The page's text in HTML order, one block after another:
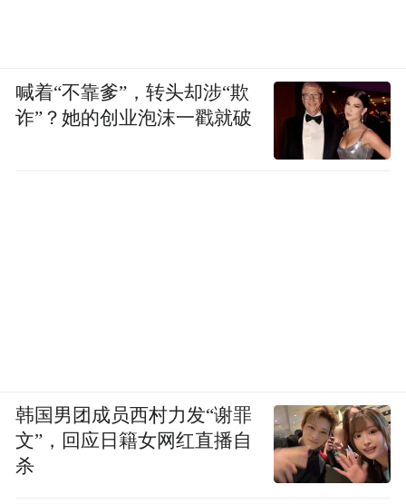
喊着“不靠爹”，转头却涉“欺
诈”？她的创业泡沫一戳就破
韩国男团成员西村力发“谢罪
文”，回应日籍女网红直播自
杀